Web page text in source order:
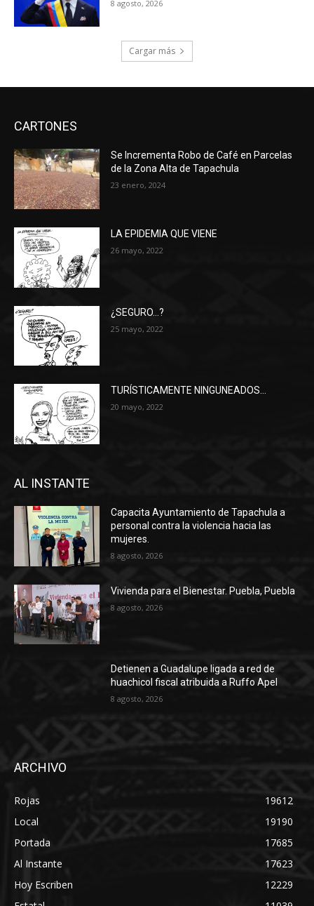
8 agosto, 2026
Cargar más
CARTONES
Se Incrementa Robo de Café en Parcelas
de la Zona Alta de Tapachula
23 enero, 2024
LA EPIDEMIA QUE VIENE
26 mayo, 2022
¿SEGURO…?
25 mayo, 2022
TURÍSTICAMENTE NINGUNEADOS…
20 mayo, 2022
AL INSTANTE
Capacita Ayuntamiento de Tapachula a
personal contra la violencia hacia las
mujeres.
8 agosto, 2026
Vivienda para el Bienestar. Puebla, Puebla
8 agosto, 2026
Detienen a Guadalupe ligada a red de
huachicol fiscal atribuida a Ruffo Apel
8 agosto, 2026
ARCHIVO
Rojas
19612
Local
19190
Portada
17685
Al Instante
17623
Hoy Escriben
12229